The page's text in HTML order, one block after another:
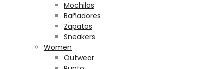
Mochilas
Bañadores
Zapatos
Sneakers
Women
Outwear